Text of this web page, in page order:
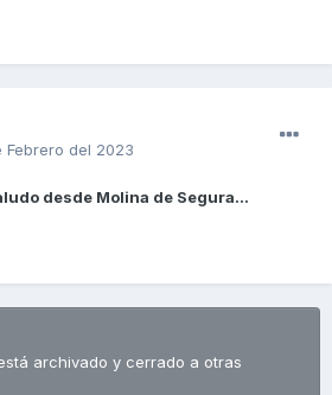
Febrero del 2023
desde Molina de Segura...
archivado y cerrado a otras